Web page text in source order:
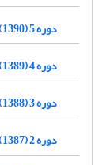
دوره 5 (1390)
دوره 4 (1389)
دوره 3 (1388)
دوره 2 (1387)